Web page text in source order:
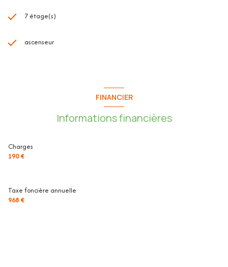
7 étage(s)
ascenseur
FINANCIER
Informations financières
Charges
190 €
Taxe foncière annuelle
968 €